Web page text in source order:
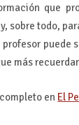
que
sobre todo,
puede
más
en El